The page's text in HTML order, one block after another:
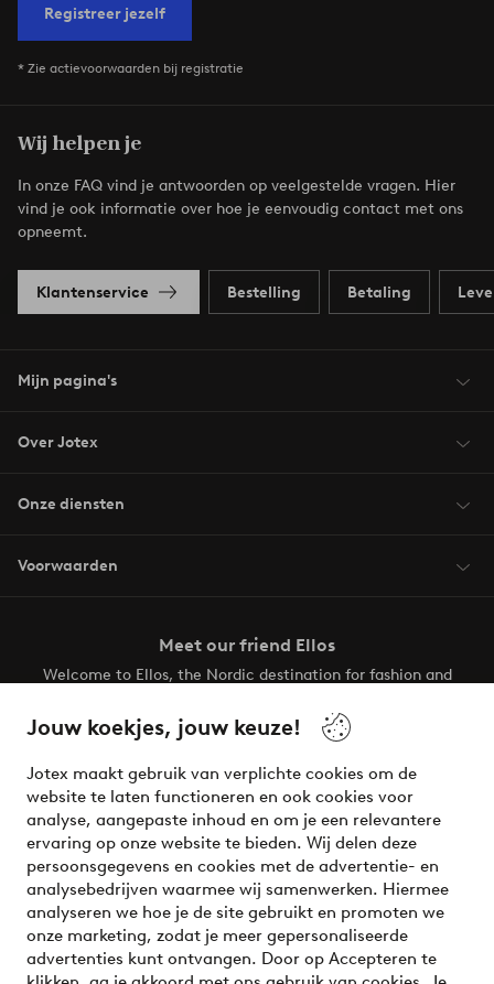
Jouw koekjes, jouw keuze!
Jotex maakt gebruik van verplichte cookies om de
website te laten functioneren en ook cookies voor
analyse, aangepaste inhoud en om je een relevantere
ervaring op onze website te bieden. Wij delen deze
persoonsgegevens en cookies met de advertentie- en
analysebedrijven waarmee wij samenwerken. Hiermee
analyseren we hoe je de site gebruikt en promoten we
onze marketing, zodat je meer gepersonaliseerde
advertenties kunt ontvangen. Door op Accepteren te
Registreer jezelf
* Zie actievoorwaarden bij registratie
Wij helpen je
In onze FAQ vind je antwoorden op veelgestelde vragen. Hier
vind je ook informatie over hoe je eenvoudig contact met ons
opneemt.
Klantenservice Bestelling Betaling
Mijn pagina's
Over Jotex
Onze diensten
Voorwaarden
Meet our friend Ellos
Welcome to Ellos, the Nordic destination for fashion and
your wardrobe. Your next inspiring look is here!
Veilig betalen - Nu betalen of opsplitsen
Wil je meer weten over onze betaalopties?